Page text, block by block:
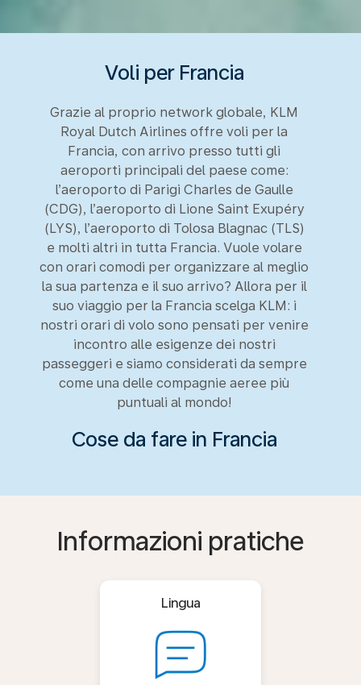
Voli per Francia
Grazie al proprio network globale, KLM
Royal Dutch Airlines offre voli per la
Francia, con arrivo presso tutti gli
aeroporti principali del paese come:
l’aeroporto di Parigi Charles de Gaulle
(CDG), l’aeroporto di Lione Saint Exupéry
(LYS), l’aeroporto di Tolosa Blagnac (TLS)
e molti altri in tutta Francia. Vuole volare
con orari comodi per organizzare al meglio
la sua partenza e il suo arrivo? Allora per il
suo viaggio per la Francia scelga KLM: i
nostri orari di volo sono pensati per venire
incontro alle esigenze dei nostri
passeggeri e siamo considerati da sempre
come una delle compagnie aeree più
puntuali al mondo!
Cose da fare in Francia
Informazioni pratiche
Lingua